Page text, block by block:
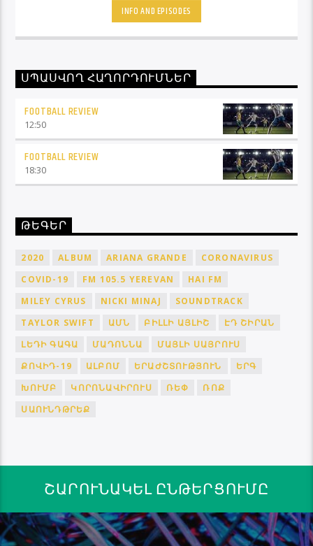
տեսակետները։ Հետևեք Լավագույնի եթերին եւ
Ֆուտբոլ Ռիվյու հաղորդաշարի միջոցով մշտապես
կլինեք ֆուտբոլային աշխարհի կիզակետում։
INFO AND EPISODES
ՍՊԱՍՎՈՂ ՀԱՂՈՐԴՈՒՄՆԵՐ
FOOTBALL REVIEW
12:50
FOOTBALL REVIEW
18:30
ԹԵԳԵՐ
2020 ALBUM ARIANA GRANDE
CORONAVIRUS
COVID-19
FM 105.5 YEREVAN
HAI FM
MILEY CYRUS
NICKI MINAJ
SOUNDTRACK
TAYLOR SWIFT
ԱՄՆ ԲԻԼԼԻ ԱՅԼԻՇ
ԷԴ ՇԻՐԱՆ
ԼԵԴԻ ԳԱԳԱ
ՄԱԴՈՆՆԱ
ՄԱՅԼԻ ՍԱՅՐՈՒՍ
ՔՈՎԻԴ-19
ԱԼԲՈՄ ԵՐԱԺՇՏՈՒԹՅՈՒՆ
ԵՐԳ
ԽՈՒՄԲ
ԿՈՐՈՆԱՎԻՐՈՒՍ ՌԵՓ
ՌՈՔ
ՍԱՈՒՆԴԹՐԵՔ
ՇԱՐՈՒՆԱԿԵԼ ԸՆԹԵՐՑՈՒՄԸ